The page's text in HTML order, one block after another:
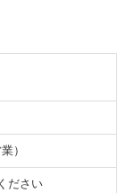
）
ださい